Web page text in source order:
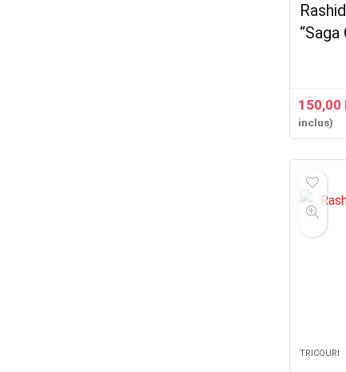
“Saga
150,00
inclus)
TRICOURI